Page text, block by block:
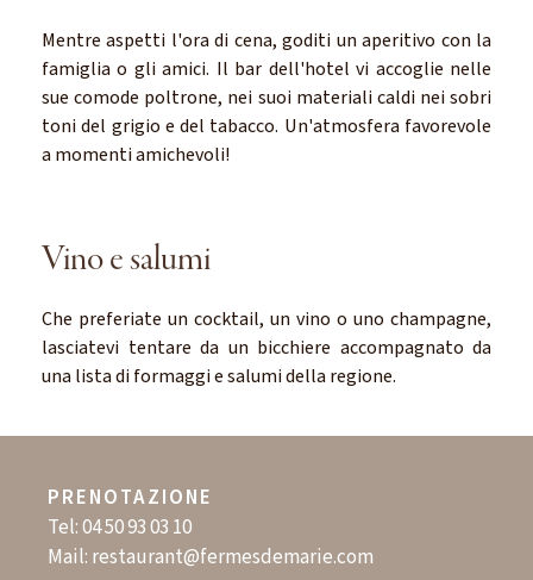
Mentre aspetti l'ora di cena, goditi un aperitivo con la
famiglia o gli amici. Il bar dell'hotel vi accoglie nelle
sue comode poltrone, nei suoi materiali caldi nei sobri
toni del grigio e del tabacco. Un'atmosfera favorevole
a momenti amichevoli!
Vino e salumi
Che preferiate un cocktail, un vino o uno champagne,
lasciatevi tentare da un bicchiere accompagnato da
una lista di formaggi e salumi della regione.
PRENOTAZIONE
Tel:04 50 93 03 10
Mail: restaurant@fermesdemarie.com